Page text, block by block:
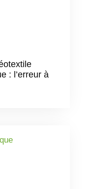
: l’erreur à